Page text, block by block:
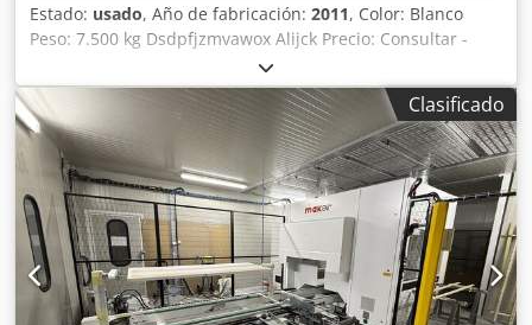
Estado: usado, Año de fabricación: 2011, Color: Blanco
Peso: 7.500 kg Dsdpfjzmvawox Alijck Precio: Consultar -
Año de fabricación: 2011 - Documentación disponible: Sí -
Certificado CE: No - Anchura máxima de trabajo [mm]:
1300 - Número de cabinas de pintura [uds.]: 1 - Tipo de
bomba: Wagner - Opciones: Pistola de pulverización -
Número de pistolas de pulverización [uds.]: 4 - Peso de
transporte [kg]: 7500 kg - Paquetes de transporte [uds.]: 7
Información financiera IVA: El precio indicado no incluye el
IVA IVA/Régimen de IVA diferencial: IVA deducible para
empresas Entrega y aceptación de vehículos usados
posible en cualquier momento para todos los productos
del sector industrial Yorick Diebels
Clasificado